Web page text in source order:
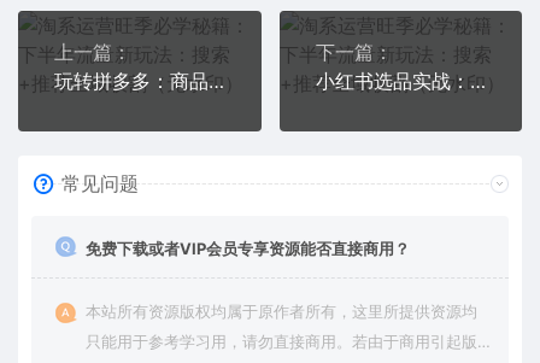
上一篇：
玩转拼多多：商品推广改版后，免费流量+货损策略打造爆款新法（无水印）
下一篇：
小红书选品实战：站内、淘宝天猫、拼多多，多渠道选品策略
常见问题
免费下载或者VIP会员专享资源能否直接商用？
本站所有资源版权均属于原作者所有，这里所提供资源均
只能用于参考学习用，请勿直接商用。若由于商用引起版